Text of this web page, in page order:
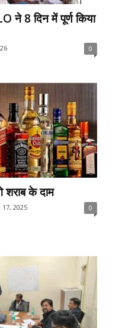
ने 8 दिन में पूर्ण किया
0
शराब के दाम
2025 0